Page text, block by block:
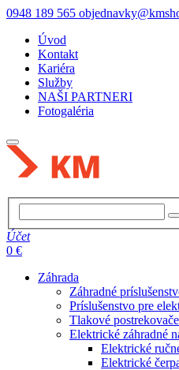
0948 189 565
Úvod
Kontakt
Kariéra
Služby
NAŠI PARTNERI
Fotogaléria
Účet
0 €
Záhrada
Záhradné
Príslušenstvo pre
Tlakové postrekovače
Elektrické záhradné
Elektrické
Elektrické